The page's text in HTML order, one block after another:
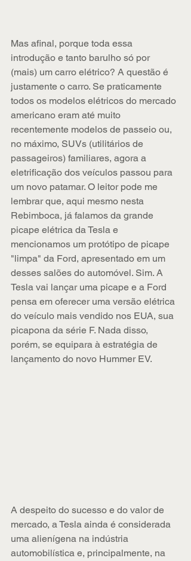
Mas afinal, porque toda essa
introdução e tanto barulho só por
(mais) um carro elétrico? A questão é
justamente o carro. Se praticamente
todos os modelos elétricos do mercado
americano eram até muito
recentemente modelos de passeio ou,
no máximo, SUVs (utilitários de
passageiros) familiares, agora a
eletrificação dos veículos passou para
um novo patamar. O leitor pode me
lembrar que, aqui mesmo nesta
Rebimboca, já falamos da grande
picape elétrica da Tesla e
mencionamos um protótipo de picape
"limpa" da Ford, apresentado em um
desses salões do automóvel. Sim. A
Tesla vai lançar uma picape e a Ford
pensa em oferecer uma versão elétrica
do veículo mais vendido nos EUA, sua
picapona da série F. Nada disso,
porém, se equipara à estratégia de
lançamento do novo Hummer EV.
A despeito do sucesso e do valor de
mercado, a Tesla ainda é considerada
uma alienígena na indústria
automobilística e, principalmente, na